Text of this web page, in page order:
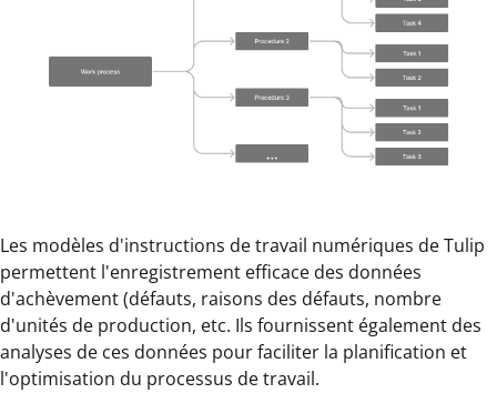
Les modèles d'instructions de travail numériques de Tulip
permettent l'enregistrement efficace des données
d'achèvement (défauts, raisons des défauts, nombre
d'unités de production, etc. Ils fournissent également des
analyses de ces données pour faciliter la planification et
l'optimisation du processus de travail.